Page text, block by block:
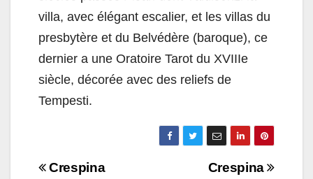
villa, avec élégant escalier, et les villas du
presbytère et du Belvédère (baroque), ce
dernier a une Oratoire Tarot du XVIIIe
siècle, décorée avec des reliefs de
Tempesti.
Navigazione
Crespina
Crespina